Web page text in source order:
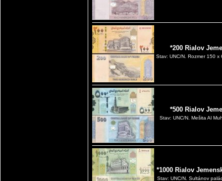
*200 Rialov
Stav: UNC/N. Rozmer 150 x
*500 Rialov
Stav: UNC/N. Mešita Al
*1000 Rialov
Stav: UNC/N. Sultánov